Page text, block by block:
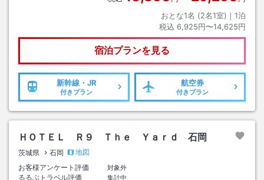
おとな1名 (2名1室)｜ 1泊
税込 6,925円〜14,625円
宿泊プランを見る
新幹線・JR
付きプラン
航空券
付きプラン
ＨＯＴＥＬ Ｒ９ Ｔｈｅ Ｙａｒｄ 石岡
茨城県 石岡
地図
お客様アンケート評価
対象外
るるぶトラベル評価
集計中